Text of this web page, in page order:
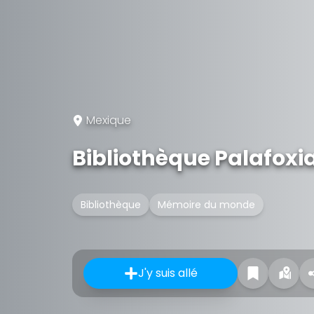
Mexique
Bibliothèque
Bibliothèque Mémoire du monde
J'y suis allé